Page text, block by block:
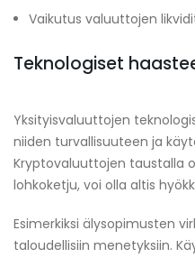
Vaikutus valuuttojen
Teknologiset
Yksityisvaluuttojen
niiden turvallisuuteen ja
Kryptovaluuttojen taustalla
lohkoketju, voi olla altis
Esimerkiksi älysopimusten
taloudellisiin menetyksiin.